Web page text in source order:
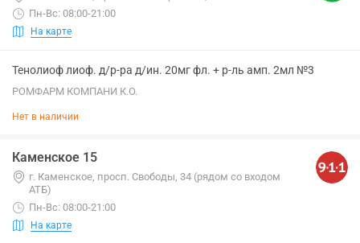
Пн-Вс: 08:00-21:00
На карте
Тенолиоф лиоф. д/р-ра д/ин. 20мг фл. + р-ль амп. 2мл №3
РОМФАРМ КОМПАНИ К.О.
Нет в наличии
Каменское 15
г. Каменское, просп. Свободы, 34 (рядом со входом
АТБ)
Пн-Вс: 08:00-21:00
На карте